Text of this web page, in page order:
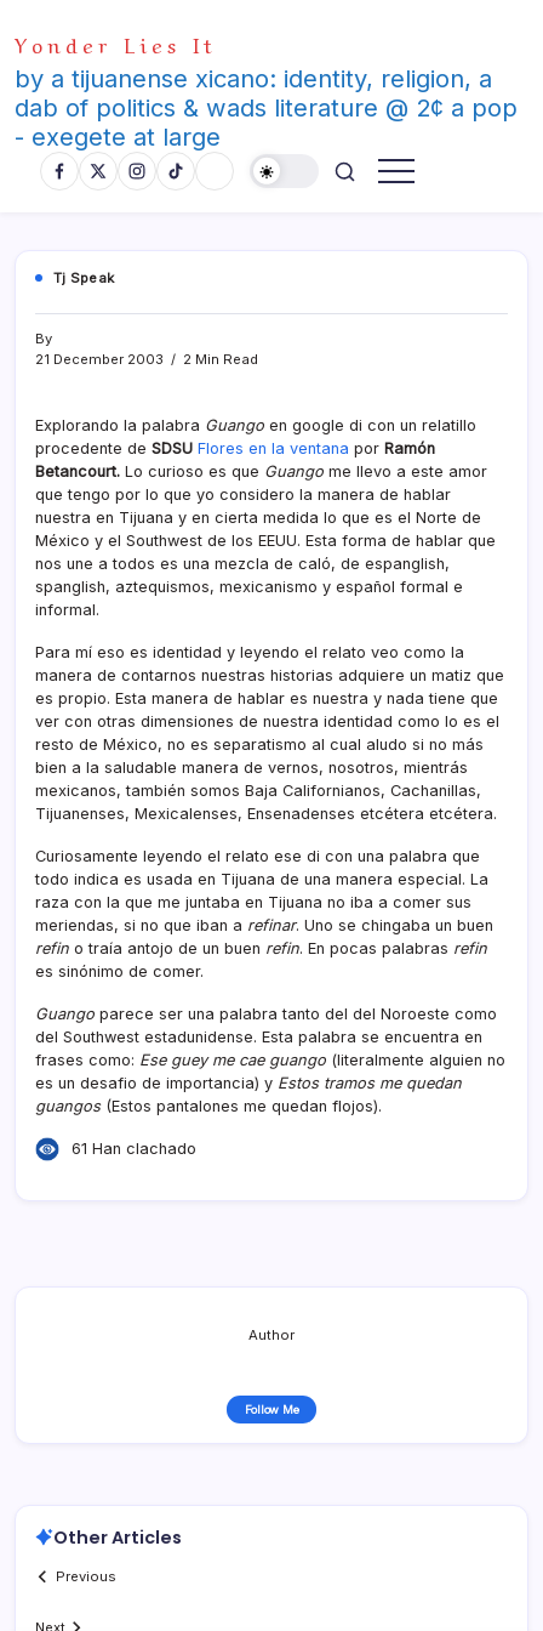
to
content
Yonder Lies It
by a tijuanense xicano: identity, religion, a
dab of politics & wads literature @ 2¢ a pop
- exegete at large
Tj Speak
By
21 December 2003
2 Min Read
Explorando la palabra Guango en google di con un relatillo
procedente de SDSU Flores en la ventana por Ramón
Betancourt. Lo curioso es que Guango me llevo a este amor
que tengo por lo que yo considero la manera de hablar
nuestra en Tijuana y en cierta medida lo que es el Norte de
México y el Southwest de los EEUU. Esta forma de hablar que
nos une a todos es una mezcla de caló, de espanglish,
spanglish, aztequismos, mexicanismo y español formal e
informal.
Para mí­ eso es identidad y leyendo el relato veo como la
manera de contarnos nuestras historias adquiere un matiz que
es propio. Esta manera de hablar es nuestra y nada tiene que
ver con otras dimensiones de nuestra identidad como lo es el
resto de México, no es separatismo al cual aludo si no más
bien a la saludable manera de vernos, nosotros, mientrás
mexicanos, también somos Baja Californianos, Cachanillas,
Tijuanenses, Mexicalenses, Ensenadenses etcétera etcétera.
Curiosamente leyendo el relato ese di con una palabra que
todo indica es usada en Tijuana de una manera especial. La
raza con la que me juntaba en Tijuana no iba a comer sus
meriendas, si no que iban a refinar. Uno se chingaba un buen
refin o traí­a antojo de un buen refin. En pocas palabras refin
es sinónimo de comer.
Guango parece ser una palabra tanto del del Noroeste como
del Southwest estadunidense. Esta palabra se encuentra en
frases como: Ese guey me cae guango (literalmente alguien no
es un desafio de importancia) y Estos tramos me quedan
guangos(Estos pantalones me quedan flojos).
61 Han clachado
Author
Follow Me
Other Articles
Previous